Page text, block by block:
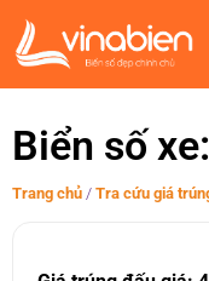
Biển số
Trang chủ / Tra cứu giá